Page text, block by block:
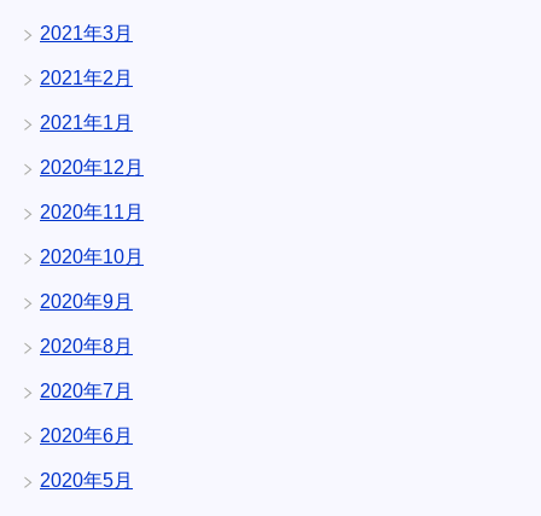
2021年3月
2021年2月
2021年1月
2020年12月
2020年11月
2020年10月
2020年9月
2020年8月
2020年7月
2020年6月
2020年5月